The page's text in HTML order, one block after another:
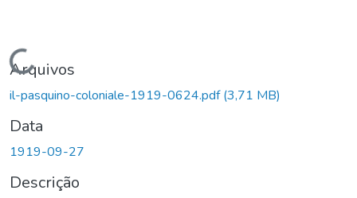
Carregando...
Arquivos
il-pasquino-coloniale-1919-0624.pdf(3,71 MB)
Data
1919-09-27
Descrição